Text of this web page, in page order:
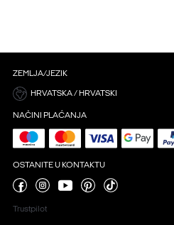
ZEMLJA/JEZIK
HRVATSKA / HRVATSKI
NAČINI PLAĆANJA
OSTANITE U KONTAKTU
Trustpilot